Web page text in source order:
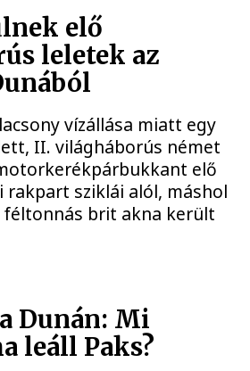
elő
leletek az
vízállása miatt egy
II. világháborús német
elő
rakpart sziklái alól, máshol
féltonnás brit akna került
Dunán: Mi
leáll Paks?